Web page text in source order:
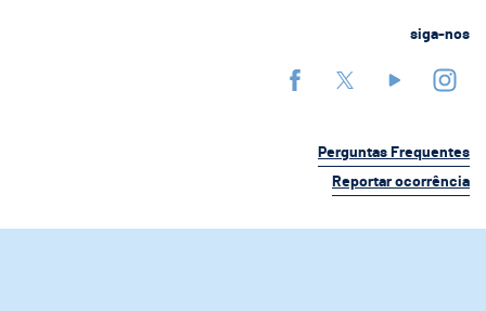
siga-nos
Perguntas Frequentes
Reportar ocorrência